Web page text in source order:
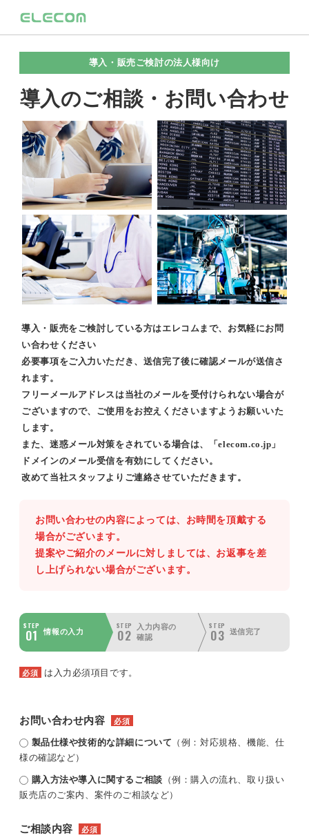
導入・販売ご検討の法人様向け
導入のご相談・お問い合わせ
導入・販売をご検討している方はエレコムまで、お気軽にお問
い合わせください
必要事項をご入力いただき、送信完了後に確認メールが送信さ
れます。
フリーメールアドレスは当社のメールを受付けられない場合が
ございますので、ご使用をお控えくださいますようお願いいた
します。
また、迷惑メール対策をされている場合は、「elecom.co.jp」
ドメインのメール受信を有効にしてください。
改めて当社スタッフよりご連絡させていただきます。
お問い合わせの内容によっては、お時間を頂戴する
場合がございます。
提案やご紹介のメールに対しましては、お返事を差
し上げられない場合がございます。
STEP
01 情報の入力
STEP
02
入力内容の
確認
STEP
03 送信完了
必須 は入力必須項目です。
お問い合わせ内容 必須
製品仕様や技術的な詳細について （例：対応規格、機能、仕
様の確認など）
購入方法や導入に関するご相談 （例：購入の流れ、取り扱い
販売店のご案内、案件のご相談など）
ご相談内容 必須